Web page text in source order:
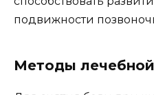
подвижности
Методы